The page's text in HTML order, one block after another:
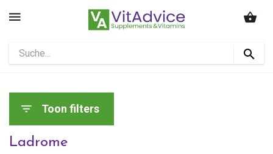
Toon filters
Ladrome